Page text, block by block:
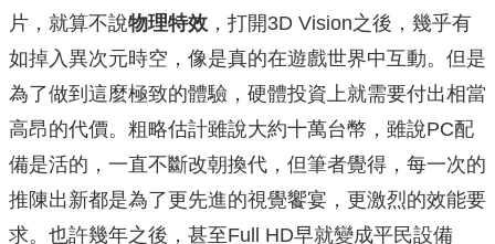
片，就算不說物理特效 ，打開3D Vision之後，幾乎有
如掉入異次元時空，像是真的在遊戲世界中互動。但是
為了做到這麼極致的體驗，硬體投資上就需要付出相當
高昂的代價。粗略估計雖說大約十萬台幣，雖說PC配
備是活的，一直不斷改朝換代，但筆者覺得，每一次的
推陳出新都是為了更先進的視覺饗宴，更激烈的效能要
求。也許幾年之後，甚至Full HD早就變成平民設備